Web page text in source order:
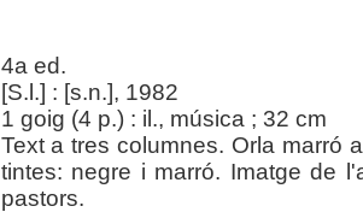
4a ed.
[S.l.] : [s.n.], 1982
1 goig (4 p.) : il., música ; 32 cm
Text a tres columnes. Orla marró
tintes: negre i marró. Imatge de
pastors.